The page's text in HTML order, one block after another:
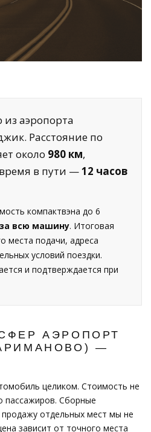
из аэропорта
Расстояние по
около 980 км,
в пути —12 часов
компактвэна до 6
за всю машину. Итоговая
места подачи, адреса
условий поездки.
и подтверждается при
АЭРОПОРТ
—
целиком. Стоимость не
пассажиров. Сборные
продажу отдельных мест мы не
зависит от точного места